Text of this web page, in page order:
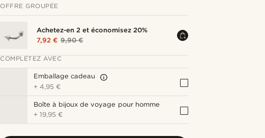
OFFRE GROUPÉE
Achetez-en 2 et économisez 20%
7,92 € 9,90 €
COMPLÉTEZ AVEC
Emballage cadeau
+4,95 €
Boîte à bijoux de voyage pour homme
+19,95 €